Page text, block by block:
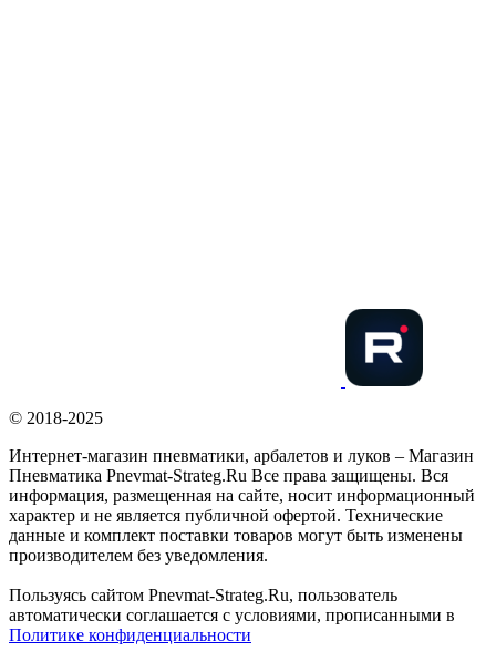
© 2018-2025
Интернет-магазин пневматики, арбалетов и луков – Магазин
Пневматика Pnevmat-Strateg.Ru Все права защищены. Вся
информация, размещенная на сайте, носит информационный
характер и не является публичной офертой. Технические
данные и комплект поставки товаров могут быть изменены
производителем без уведомления.
Пользуясь сайтом Pnevmat-Strateg.Ru, пользователь
автоматически соглашается с условиями, прописанными в
Политике конфиденциальности